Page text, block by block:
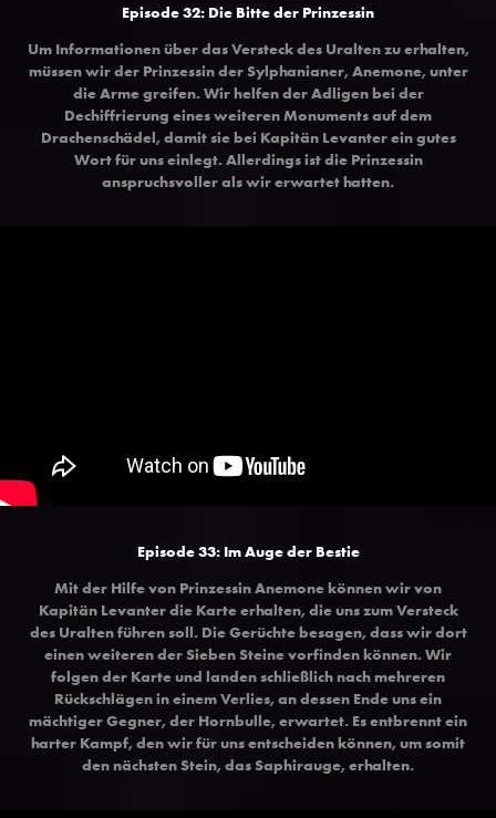
Episode 32: Die Bitte der Prinzessin
Um Informationen über das Versteck des Uralten zu erhalten,
müssen wir der Prinzessin der Sylphanianer, Anemone, unter
die Arme greifen. Wir helfen der Adligen bei der
Dechiffrierung eines weiteren Monuments auf dem
Drachenschädel, damit sie bei Kapitän Levanter ein gutes
Wort für uns einlegt. Allerdings ist die Prinzessin
anspruchsvoller als wir erwartet hatten.
Episode 33: Im Auge der Bestie
Mit der Hilfe von Prinzessin Anemone können wir von
Kapitän Levanter die Karte erhalten, die uns zum Versteck
des Uralten führen soll. Die Gerüchte besagen, dass wir dort
einen weiteren der Sieben Steine vorfinden können. Wir
folgen der Karte und landen schließlich nach mehreren
Rückschlägen in einem Verlies, an dessen Ende uns ein
mächtiger Gegner, der Hornbulle, erwartet. Es entbrennt ein
harter Kampf, den wir für uns entscheiden können, um somit
den nächsten Stein, das Saphirauge, erhalten.